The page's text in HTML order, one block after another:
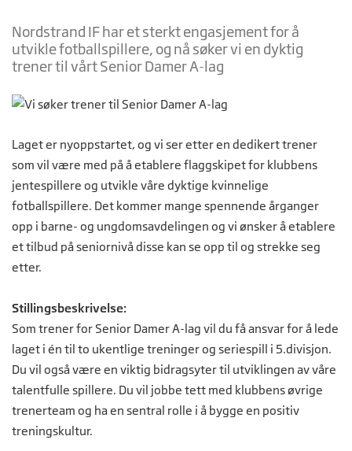
Nordstrand IF har et sterkt engasjement for å
utvikle fotballspillere, og nå søker vi en dyktig
trener til vårt Senior Damer A-lag
Laget er nyoppstartet, og vi ser etter en dedikert trener
som vil være med på å etablere flaggskipet for klubbens
jentespillere og utvikle våre dyktige kvinnelige
fotballspillere. Det kommer mange spennende årganger
opp i barne- og ungdomsavdelingen og vi ønsker å etablere
et tilbud på seniornivå disse kan se opp til og strekke seg
etter.
Stillingsbeskrivelse:
Som trener for Senior Damer A-lag vil du få ansvar for å lede
laget i én til to ukentlige treninger og seriespill i 5.divisjon.
Du vil også være en viktig bidragsyter til utviklingen av våre
talentfulle spillere. Du vil jobbe tett med klubbens øvrige
trenerteam og ha en sentral rolle i å bygge en positiv
treningskultur.